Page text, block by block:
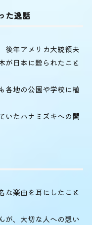
た逸話
後年アメリカ大統領夫
が日本に贈られたこと
各地の公園や学校に植
いたハナミズキへの関
な楽曲を耳にしたこと
が、大切な人への想い